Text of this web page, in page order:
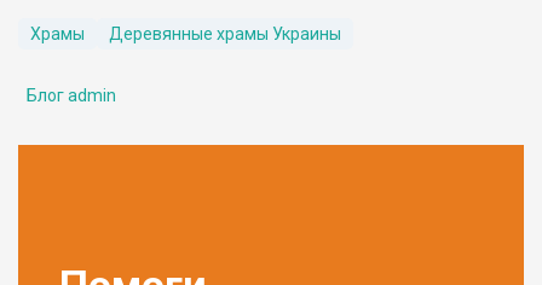
Храмы Деревянные храмы Украины
Блог admin